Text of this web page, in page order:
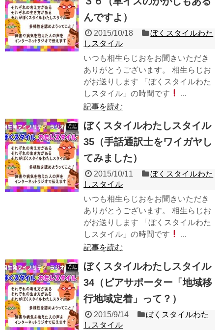
んですよ）
2015/10/18
ぼくスタイルわた
しスタイル
いつも相生らじおをお聞きいただき
ありがとうございます。 相生らじお
がお送りします 「ぼくスタイルわた
しスタイル」の時間です
...
記事を読む
ぼくスタイルわたしスタイル
35（手話通訳士をワイガヤし
てみました）
2015/10/11
ぼくスタイルわた
しスタイル
いつも相生らじおをお聞きいただき
ありがとうございます。 相生らじお
がお送りします 「ぼくスタイルわた
しスタイル」の時間です
...
記事を読む
ぼくスタイルわたしスタイル
34（ピアサポーター「地域移
行地域定着」って？）
2015/9/14
ぼくスタイルわた
しスタイル